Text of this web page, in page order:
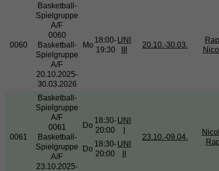
0060
Basketball-
Spielgruppe
A/F
0060
Basketball-
Spielgruppe
A/F
20.10.2025-
30.03.2026
Mo
18:00-
19:30
UNI
20.10.-30.03.
0061
Basketball-
Spielgruppe
A/F
0061
Basketball-
Spielgruppe
A/F
23.10.2025-
Do
18:30-
20:00
UNI
Do
18:30-
20:00
UNI
23.10.-09.04.